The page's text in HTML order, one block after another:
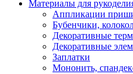
Материалы для
Аппликации
Бубенчики,
Декоративные
Декоративные
Заплатки
Мононить,